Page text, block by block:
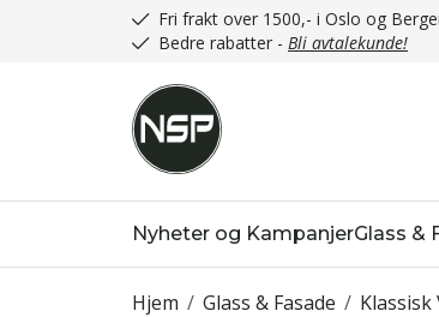
Fri frakt over 1500,- i Oslo og
Bedre rabatter - Bli avtalekunde!
Nyheter og KampanjerGlass &
/
Hjem /
Glass & Fasade Klassisk